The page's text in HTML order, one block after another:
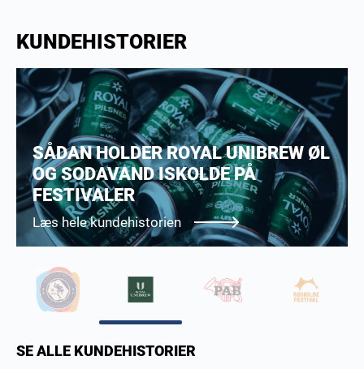
KUNDEHISTORIER
SELF STORAGE TIL BEBOERE UNDER
RENOVERINGSARBEJDE
Læs hele kundehistorien
SE ALLE KUNDEHISTORIER